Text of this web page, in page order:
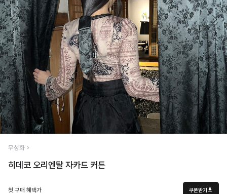
무성화
히데코 오리엔탈 자카드 커튼
첫 구매 혜택가 쿠폰받기